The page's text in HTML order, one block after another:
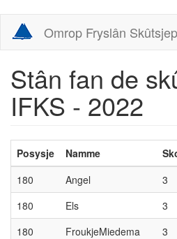
main
Omrop Fryslân
Stân fan de
IFKS - 2022
Posysje Namme
180
Angel 3
180
Els 3
180
FroukjeMiedema 3